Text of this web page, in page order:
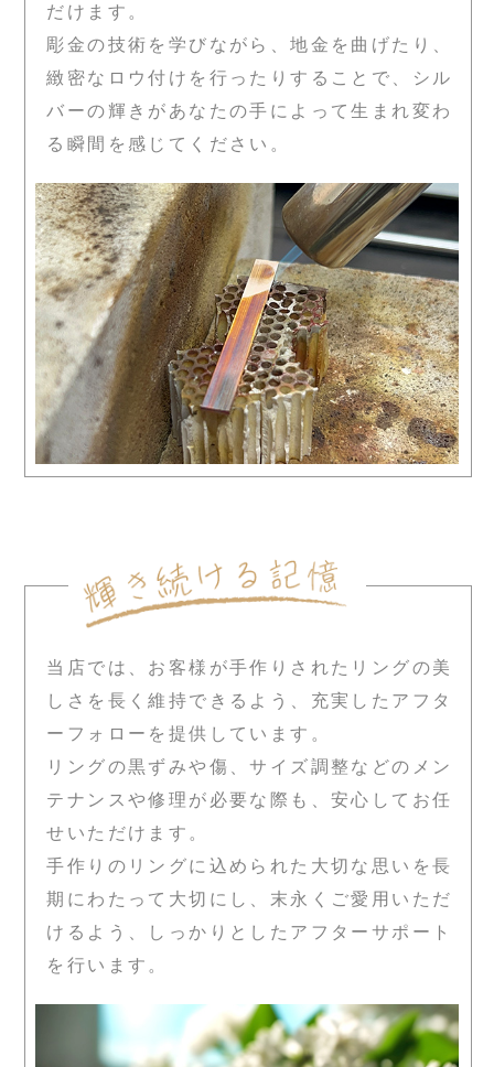
だけます。
彫金の技術を学びながら、地金を曲げたり、
緻密なロウ付けを行ったりすることで、シル
バーの輝きがあなたの手によって生まれ変わ
る瞬間を感じてください。
当店では、お客様が手作りされたリングの美
しさを長く維持できるよう、充実したアフタ
ーフォローを提供しています。
リングの黒ずみや傷、サイズ調整などのメン
テナンスや修理が必要な際も、安心してお任
せいただけます。
手作りのリングに込められた大切な思いを長
期にわたって大切にし、末永くご愛用いただ
けるよう、しっかりとしたアフターサポート
を行います。